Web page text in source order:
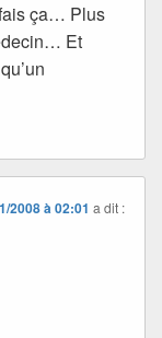
ça… Plus
Et
2008 à 02:01 a dit :